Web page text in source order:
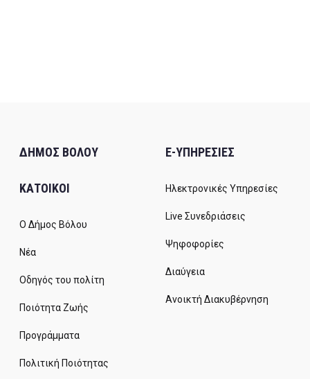
ΔΗΜΟΣ ΒΟΛΟΥ
ΚΑΤΟΙΚΟΙ
Ο Δήμος Βόλου
Νέα
Οδηγός του πολίτη
Ποιότητα Ζωής
Προγράμματα
Πολιτική Ποιότητας
E-ΥΠΗΡΕΣΙΕΣ
Ηλεκτρονικές Υπηρεσίες
Live Συνεδριάσεις
Ψηφοφορίες
Διαύγεια
Ανοικτή Διακυβέρνηση